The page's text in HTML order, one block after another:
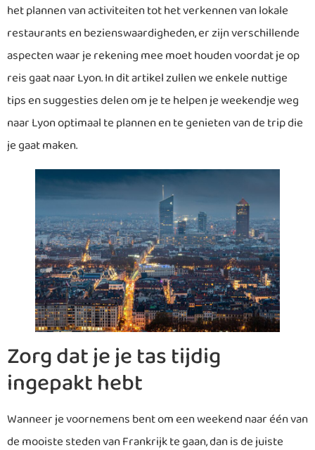
het plannen van activiteiten tot het verkennen van lokale
restaurants en bezienswaardigheden, er zijn verschillende
aspecten waar je rekening mee moet houden voordat je op
reis gaat naar Lyon. In dit artikel zullen we enkele nuttige
tips en suggesties delen om je te helpen je weekendje weg
naar Lyon optimaal te plannen en te genieten van de trip die
je gaat maken.
Zorg dat je je tas tijdig
ingepakt hebt
Wanneer je voornemens bent om een weekend naar één van
de mooiste steden van Frankrijk te gaan, dan is de juiste